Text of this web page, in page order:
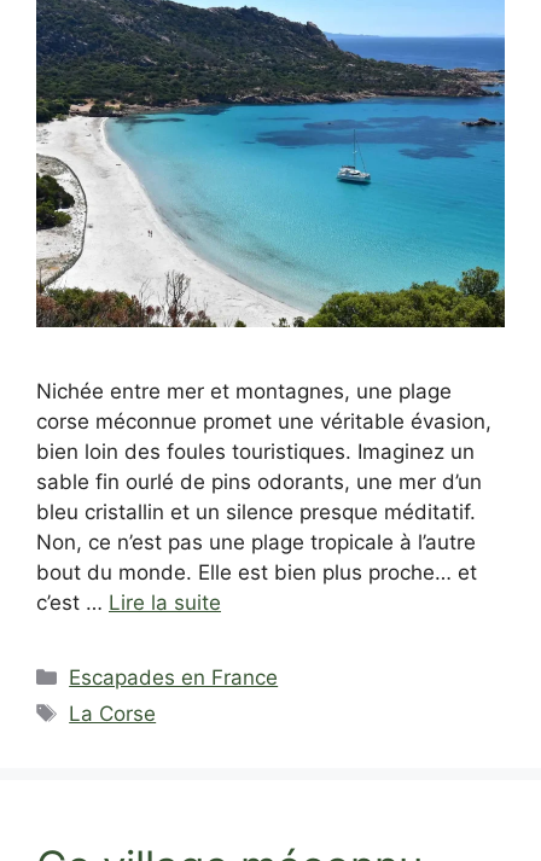
Nichée entre mer et montagnes, une plage
corse méconnue promet une véritable évasion,
bien loin des foules touristiques. Imaginez un
sable fin ourlé de pins odorants, une mer d’un
bleu cristallin et un silence presque méditatif.
Non, ce n’est pas une plage tropicale à l’autre
bout du monde. Elle est bien plus proche… et
c’est … Lire la suite
Catégories
Escapades en France
Étiquettes
La Corse